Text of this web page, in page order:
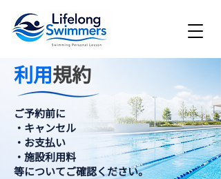
利用規約
​ご予約前に
・キャンセル
・お支払い
・施設利用料
等についてご確認ください。